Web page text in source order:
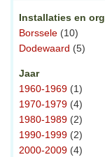
Installaties en
Borssele (10)
Dodewaard (5)
Jaar
1960-1969 (1)
1970-1979 (4)
1980-1989 (2)
1990-1999 (2)
2000-2009 (4)